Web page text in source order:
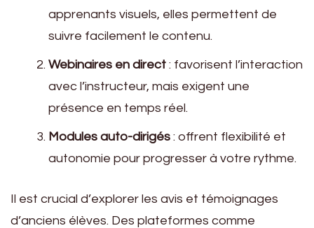
apprenants visuels, elles permettent de
suivre facilement le contenu.
Webinaires en direct : favorisent l’interaction
avec l’instructeur, mais exigent une
présence en temps réel.
Modules auto-dirigés : offrent flexibilité et
autonomie pour progresser à votre rythme.
Il est crucial d’explorer les avis et témoignages
d’anciens élèves. Des plateformes comme